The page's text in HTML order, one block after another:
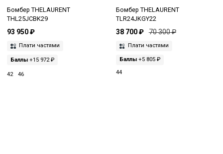
Бомбер THELAURENT
THL25JCBK29
93 950 ₽
Плати частями
Баллы +15 972 ₽
42 46
Бомбер THELAURENT
TLR24JKGY22
38 700 ₽ 70 300 ₽
Плати частями
Баллы+5 805 ₽
44